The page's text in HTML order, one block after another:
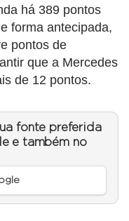
há 389 pontos
forma antecipada,
pontos de
que a Mercedes
de 12 pontos.
fonte preferida
e também no